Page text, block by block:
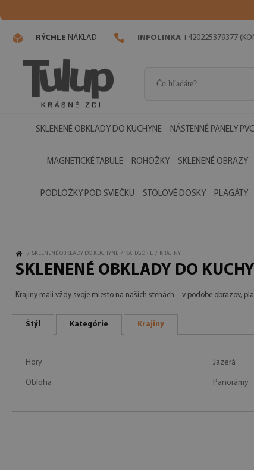
RÝCHLE NÁKLAD INFOLINKA +420225379377
SKLENENÉ OBKLADY DO KUCHYNE NÁSTENNÉ PANELY PVC
MAGNETICKÉ TABULE ROHOŽKY SKLENENÉ OBRAZY
PODLOŽKY POD SVIEČKU STOLOVÉ DOSKY PLAGÁTY
/ SKLENENÉ OBKLADY DO KUCHYNE / KATEGÓRIE / KRAJINY
SKLENENÉ OBKLADY DO
Krajiny mali vždy svoje miesto na našich stenách – v podobe obrazov,
Štýl Kategórie Krajiny
Hory Jazerá
Obloha Panorámy